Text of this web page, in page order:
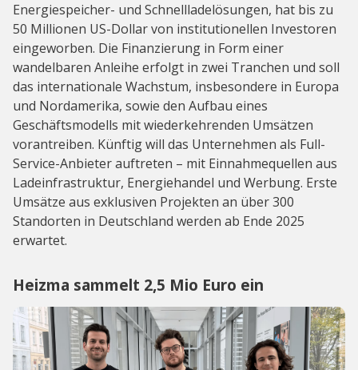
Energiespeicher- und Schnellladelösungen, hat bis zu
50 Millionen US-Dollar von institutionellen Investoren
eingeworben. Die Finanzierung in Form einer
wandelbaren Anleihe erfolgt in zwei Tranchen und soll
das internationale Wachstum, insbesondere in Europa
und Nordamerika, sowie den Aufbau eines
Geschäftsmodells mit wiederkehrenden Umsätzen
vorantreiben. Künftig will das Unternehmen als Full-
Service-Anbieter auftreten – mit Einnahmequellen aus
Ladeinfrastruktur, Energiehandel und Werbung. Erste
Umsätze aus exklusiven Projekten an über 300
Standorten in Deutschland werden ab Ende 2025
erwartet.
Heizma sammelt 2,5 Mio Euro ein